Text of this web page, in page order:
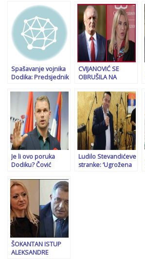
“Optužuju me da
sam Srbe nazvao
‘svetosavskim
govedima’, prave mi
grobnicu, otimaju
nekretnine u Crnoj
Gori: šta je
sljedeće?!”
reakcije nakon
istupa Milorada
Dodika, stižu poruke
iz Srbije…
Spašavanje vojnika
Dodika: Predsjednik
spreman na sve,
kaže da će pozvati i
opoziciju na
pregovore
CVIJANOVIĆ SE
OBRUŠILA NA
mržnji svjedoči to
što je….!”
Je li ovo poruka
Dodiku? Čović
Stanivukoviću knjigu
sa znakovitim
naslovom
Ludilo Stevandićeve
stranke: ‘Ugrožena
ŠOKANTAN ISTUP
ALEKSANDRE